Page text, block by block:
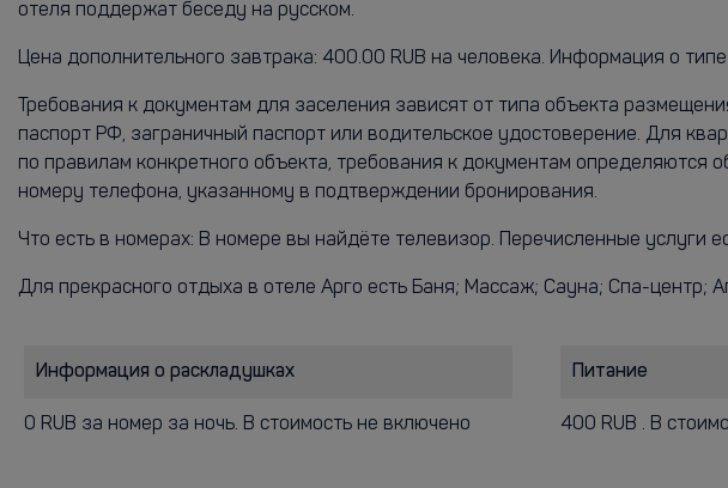
отеля поддержат беседу на русском.
Цена дополнительного завтрака: 400.00 RUB на человека. Информация о
Требования к документам для заселения зависят от типа объекта
паспорт РФ, заграничный паспорт или водительское удостоверение. Для
по правилам конкретного объекта, требования к документам
номеру телефона, указанному в подтверждении бронирования.
Что есть в номерах: В номере вы найдёте телевизор. Перечисленные услуги
Для прекрасного отдыха в отеле Арго есть Баня; Массаж; Сауна; Спа-центр;
Информация о раскладушках
0 RUB за номер за ночь. В стоимость не включено
Питание
400 RUB . В